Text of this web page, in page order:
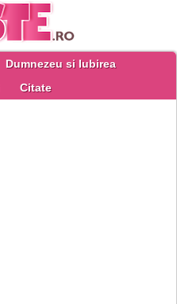
Dumnezeu si Iubirea
Citate